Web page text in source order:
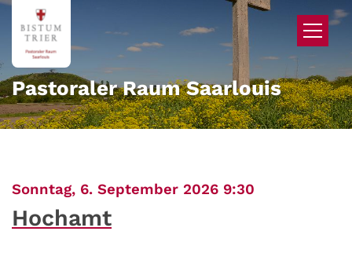
Zum Inhalt springen
Pastoraler Raum Saarlouis
Sonntag, 6. September 2026 9:30
Hochamt